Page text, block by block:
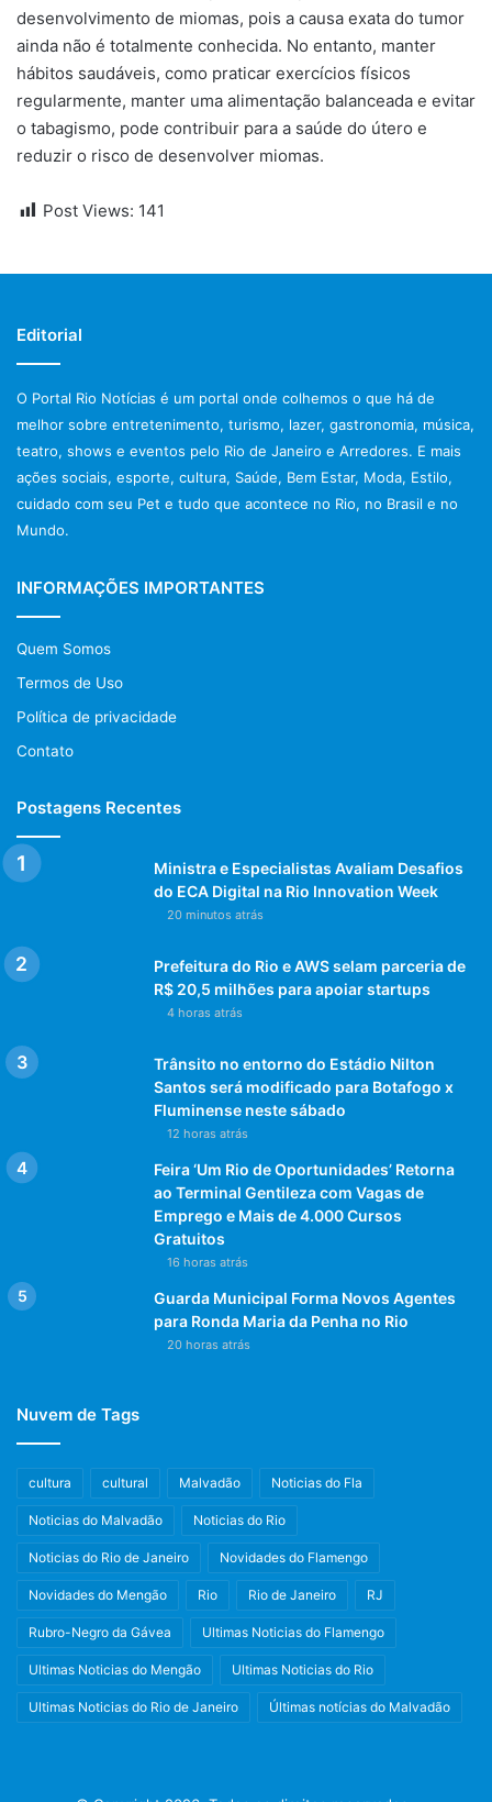
desenvolvimento de miomas, pois a causa exata do tumor
ainda não é totalmente conhecida. No entanto, manter
hábitos saudáveis, como praticar exercícios físicos
regularmente, manter uma alimentação balanceada e evitar
o tabagismo, pode contribuir para a saúde do útero e
reduzir o risco de desenvolver miomas.
Post Views: 141
Editorial
O Portal Rio Notícias é um portal onde colhemos o que há de
melhor sobre entretenimento, turismo, lazer, gastronomia, música,
teatro, shows e eventos pelo Rio de Janeiro e Arredores. E mais
ações sociais, esporte, cultura, Saúde, Bem Estar, Moda, Estilo,
cuidado com seu Pet e tudo que acontece no Rio, no Brasil e no
Mundo.
INFORMAÇÕES IMPORTANTES
Quem Somos
Termos de Uso
Política de privacidade
Contato
Postagens Recentes
Ministra e Especialistas Avaliam Desafios
do ECA Digital na Rio Innovation Week
20 minutos atrás
Prefeitura do Rio e AWS selam parceria de
R$ 20,5 milhões para apoiar startups
4 horas atrás
Trânsito no entorno do Estádio Nilton
Santos será modificado para Botafogo x
Fluminense neste sábado
12 horas atrás
Feira ‘Um Rio de Oportunidades’ Retorna
ao Terminal Gentileza com Vagas de
Emprego e Mais de 4.000 Cursos
Gratuitos
16 horas atrás
Guarda Municipal Forma Novos Agentes
para Ronda Maria da Penha no Rio
20 horas atrás
Nuvem de Tags
cultura cultural Malvadão Noticias do Fla
Noticias do Malvadão Noticias do Rio
Noticias do Rio de Janeiro Novidades do Flamengo
Novidades do Mengão Rio Rio de Janeiro RJ
Rubro-Negro da Gávea Ultimas Noticias do Flamengo
Ultimas Noticias do Mengão Ultimas Noticias do Rio
Ultimas Noticias do Rio de Janeiro Últimas notícias do Malvadão